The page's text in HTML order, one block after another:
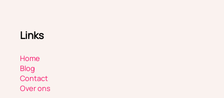
Links
Home
Blog
Contact
Over ons